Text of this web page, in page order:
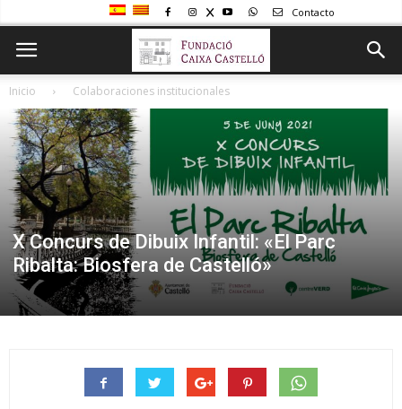
Contacto
Inicio Colaboraciones institucionales
X Concurs de Dibuix Infantil: «El Parc
Ribalta: Biosfera de Castelló»